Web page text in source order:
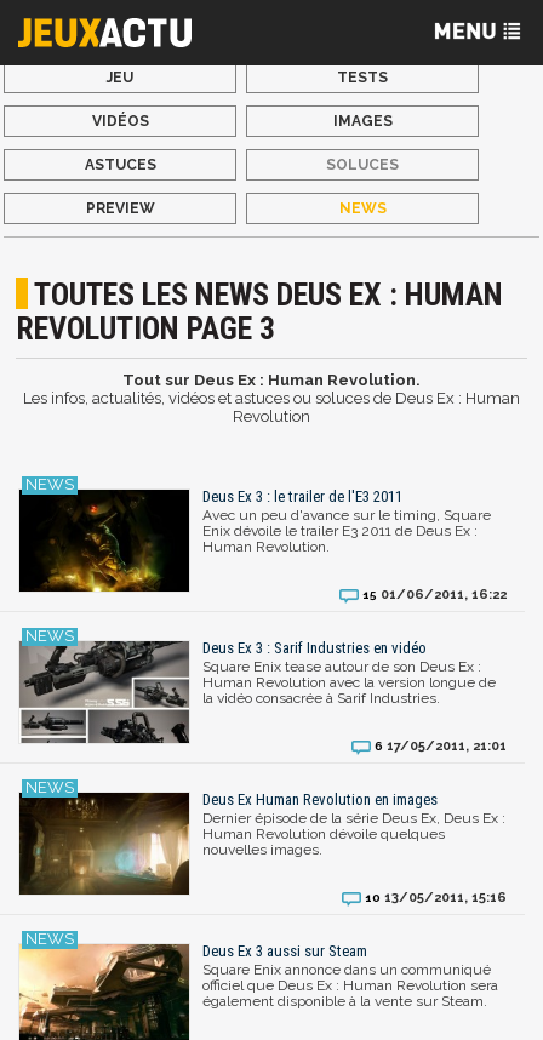
JEU TESTS
VIDÉOS IMAGES
ASTUCES SOLUCES
PREVIEW NEWS
TOUTES LES NEWS DEUS EX : HUMAN
REVOLUTION PAGE 3
Tout sur Deus Ex : Human Revolution.
Les infos, actualités, vidéos et astuces ou soluces de Deus Ex : Human
Revolution
Deus Ex 3 : le trailer de l'E3 2011
Avec un peu d'avance sur le timing, Square
Enix dévoile le trailer E3 2011 de Deus Ex :
Human Revolution.
15 01/06/2011, 16:22
Deus Ex 3 : Sarif Industries en vidéo
Square Enix tease autour de son Deus Ex :
Human Revolution avec la version longue de
la vidéo consacrée à Sarif Industries.
6 17/05/2011, 21:01
Deus Ex Human Revolution en images
Dernier épisode de la série Deus Ex, Deus Ex :
Human Revolution dévoile quelques
nouvelles images.
10 13/05/2011, 15:16
Deus Ex 3 aussi sur Steam
Square Enix annonce dans un communiqué
officiel que Deus Ex : Human Revolution sera
également disponible à la vente sur Steam.